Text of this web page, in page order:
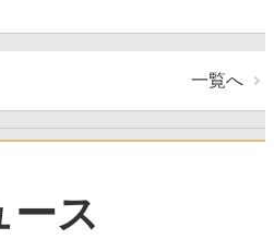
一覧へ
ース